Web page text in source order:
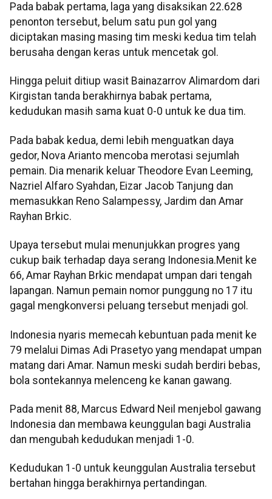
Pada babak pertama, laga yang disaksikan 22.628
penonton tersebut, belum satu pun gol yang
diciptakan masing masing tim meski kedua tim telah
berusaha dengan keras untuk mencetak gol.
Hingga peluit ditiup wasit Bainazarrov Alimardom dari
Kirgistan tanda berakhirnya babak pertama,
kedudukan masih sama kuat 0-0 untuk ke dua tim.
Pada babak kedua, demi lebih menguatkan daya
gedor, Nova Arianto mencoba merotasi sejumlah
pemain. Dia menarik keluar Theodore Evan Leeming,
Nazriel Alfaro Syahdan, Eizar Jacob Tanjung dan
memasukkan Reno Salampessy, Jardim dan Amar
Rayhan Brkic.
Upaya tersebut mulai menunjukkan progres yang
cukup baik terhadap daya serang Indonesia.Menit ke
66, Amar Rayhan Brkic mendapat umpan dari tengah
lapangan. Namun pemain nomor punggung no 17 itu
gagal mengkonversi peluang tersebut menjadi gol.
Indonesia nyaris memecah kebuntuan pada menit ke
79 melalui Dimas Adi Prasetyo yang mendapat umpan
matang dari Amar. Namun meski sudah berdiri bebas,
bola sontekannya melenceng ke kanan gawang.
Pada menit 88, Marcus Edward Neil menjebol gawang
Indonesia dan membawa keunggulan bagi Australia
dan mengubah kedudukan menjadi 1-0.
Kedudukan 1-0 untuk keunggulan Australia tersebut
bertahan hingga berakhirnya pertandingan.